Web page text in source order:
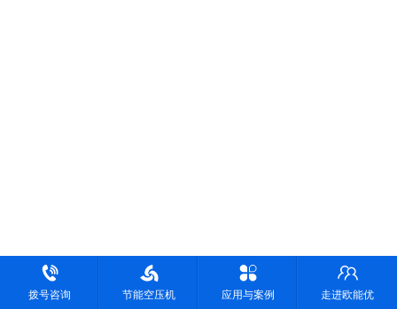
拨号咨询 节能空压机 应用与案例 走进欧能优